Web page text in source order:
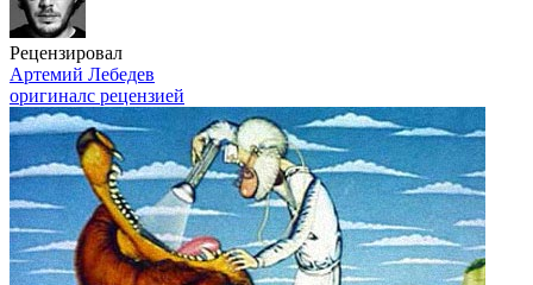
Рецензировал
Артемий Лебедев
оригиналс рецензией